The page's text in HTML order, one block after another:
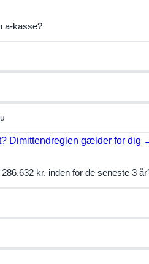
a-kasse?
Dimittendreglen gælder for dig
kr. inden for de seneste 3